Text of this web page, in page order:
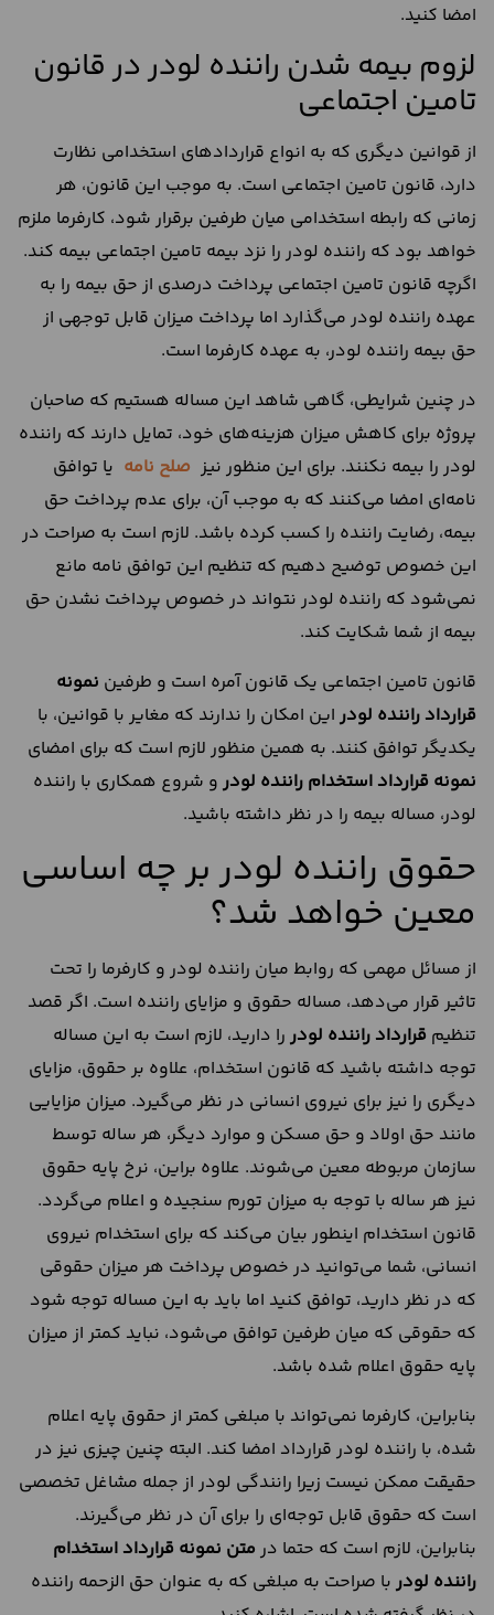
امضا کنید.
لزوم بیمه شدن راننده لودر در قانون
تامین اجتماعی
از قوانین دیگری که به انواع قراردادهای استخدامی نظارت
دارد، قانون تامین اجتماعی است. به موجب این قانون، هر
زمانی که رابطه استخدامی میان طرفین برقرار شود، کارفرما ملزم
خواهد بود که راننده لودر را نزد بیمه تامین اجتماعی بیمه کند.
اگرچه قانون تامین اجتماعی پرداخت درصدی از حق بیمه را به
عهده راننده لودر می‌گذارد اما پرداخت میزان قابل توجهی از
حق بیمه راننده لودر، به عهده کارفرما است.
در چنین شرایطی، گاهی شاهد این مساله هستیم که صاحبان
پروژه برای کاهش میزان هزینه‌های خود، تمایل دارند که راننده
لودر را بیمه نکنند. برای این منظور نیز صلح نامه یا توافق
نامه‌ای امضا می‌کنند که به موجب آن، برای عدم پرداخت حق
بیمه، رضایت راننده را کسب کرده باشد. لازم است به صراحت در
این خصوص توضیح دهیم که تنظیم این توافق نامه مانع
نمی‌شود که راننده لودر نتواند در خصوص پرداخت نشدن حق
بیمه از شما شکایت کند.
قانون تامین اجتماعی یک قانون آمره است و طرفین نمونه
قرارداد راننده لودر این امکان را ندارند که مغایر با قوانین، با
یکدیگر توافق کنند. به همین منظور لازم است که برای امضای
نمونه قرارداد استخدام راننده لودر و شروع همکاری با راننده
لودر، مساله بیمه را در نظر داشته باشید.
حقوق راننده لودر بر چه اساسی
معین خواهد شد؟
از مسائل مهمی که روابط میان راننده لودر و کارفرما را تحت
تاثیر قرار می‌دهد، مساله حقوق و مزایای راننده است. اگر قصد
تنظیم قرارداد راننده لودر را دارید، لازم است به این مساله
توجه داشته باشید که قانون استخدام، علاوه بر حقوق، مزایای
دیگری را نیز برای نیروی انسانی در نظر می‌گیرد. میزان مزایایی
مانند حق اولاد و حق مسکن و موارد دیگر، هر ساله توسط
سازمان مربوطه معین می‌شوند. علاوه براین، نرخ پایه حقوق
نیز هر ساله با توجه به میزان تورم سنجیده و اعلام می‌گردد.
قانون استخدام اینطور بیان می‌کند که برای استخدام نیروی
انسانی، شما می‌توانید در خصوص پرداخت هر میزان حقوقی
که در نظر دارید، توافق کنید اما باید به این مساله توجه شود
که حقوقی که میان طرفین توافق می‌شود، نباید کمتر از میزان
پایه حقوق اعلام شده باشد.
بنابراین، کارفرما نمی‌تواند با مبلغی کمتر از حقوق پایه اعلام
شده، با راننده لودر قرارداد امضا کند. البته چنین چیزی نیز در
حقیقت ممکن نیست زیرا رانندگی لودر از جمله مشاغل تخصصی
است که حقوق قابل توجه‌ای را برای آن در نظر می‌گیرند.
بنابراین، لازم است که حتما در متن نمونه قرارداد استخدام
راننده لودر با صراحت به مبلغی که به عنوان حق الزحمه راننده